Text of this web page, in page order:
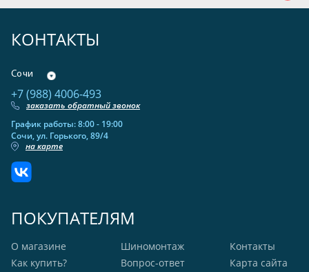
КОНТАКТЫ
Сочи
+7 (988) 4006-493
заказать обратный звонок
График работы: 8:00 - 19:00
Сочи, ул. Горького, 89/4
на карте
ПОКУПАТЕЛЯМ
О магазине
Как купить?
Шиномонтаж
Вопрос-ответ
Контакты
Карта сайта